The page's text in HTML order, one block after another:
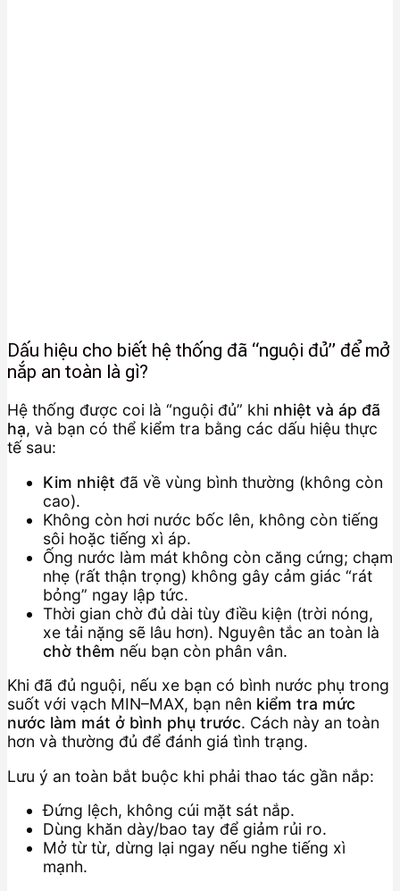
Dấu hiệu cho biết hệ thống đã “nguội đủ” để mở
nắp an toàn là gì?
Hệ thống được coi là “nguội đủ” khi nhiệt và áp đã
hạ, và bạn có thể kiểm tra bằng các dấu hiệu thực
tế sau:
Kim nhiệt đã về vùng bình thường (không còn
cao).
Không còn hơi nước bốc lên, không còn tiếng
sôi hoặc tiếng xì áp.
Ống nước làm mát không còn căng cứng; chạm
nhẹ (rất thận trọng) không gây cảm giác “rát
bỏng” ngay lập tức.
Thời gian chờ đủ dài tùy điều kiện (trời nóng,
xe tải nặng sẽ lâu hơn). Nguyên tắc an toàn là
chờ thêm nếu bạn còn phân vân.
Khi đã đủ nguội, nếu xe bạn có bình nước phụ trong
suốt với vạch MIN–MAX, bạn nên kiểm tra mức
nước làm mát ở bình phụ trước. Cách này an toàn
hơn và thường đủ để đánh giá tình trạng.
Lưu ý an toàn bắt buộc khi phải thao tác gần nắp:
Đứng lệch, không cúi mặt sát nắp.
Dùng khăn dày/bao tay để giảm rủi ro.
Mở từ từ, dừng lại ngay nếu nghe tiếng xì
mạnh.